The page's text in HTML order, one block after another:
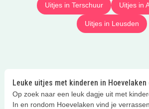
Uitjes in Terschuur Uitjes in
Uitjes in Leusden
Leuke uitjes met kinderen in Hoevelaken
Op zoek naar een leuk dagje uit met
In en rondom Hoevelaken vind je